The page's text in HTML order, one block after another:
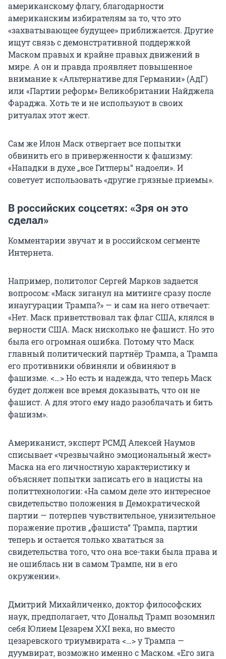
американскому флагу, благодарности
американским избирателям за то, что это
«захватывающее будущее» приближается. Другие
ищут связь с демонстративной поддержкой
Маском правых и крайне правых движений в
мире. А он и правда проявляет повышенное
внимание к «Альтернативе для Германии» (АдГ)
или «Партии реформ» Великобритании Найджела
Фараджа. Хоть те и не используют в своих
ритуалах этот жест.
Сам же Илон Маск отвергает все попытки
обвинить его в приверженности к фашизму:
«Нападки в духе „все Гитлеры“ надоели». И
советует использовать «другие грязные приемы».
В российских соцсетях: «Зря он это
сделал»
Комментарии звучат и в российском сегменте
Интернета.
Например, политолог Сергей Марков задается
вопросом: «Маск зиганул на митинге сразу после
инаугурации Трампа?» — и сам на него отвечает:
«Нет. Маск приветствовал так флаг США, клялся в
верности США. Маск нисколько не фашист. Но это
была его огромная ошибка. Потому что Маск
главный политический партнёр Трампа, а Трампа
его противники обвиняли и обвиняют в
фашизме. <…> Но есть и надежда, что теперь Маск
будет должен все время доказывать, что он не
фашист. А для этого ему надо разоблачать и бить
фашизм».
Американист, эксперт РСМД Алексей Наумов
списывает «чрезвычайно эмоциональный жест»
Маска на его личностную характеристику и
объясняет попытки записать его в нацисты на
политтехнологии: «На самом деле это интересное
свидетельство положения в Демократической
партии — потерпев чувствительное, унизительное
поражение против „фашиста“ Трампа, партии
теперь и остается только хвататься за
свидетельства того, что она все-таки была права и
не ошиблась ни в самом Трампе, ни в его
окружении».
Дмитрий Михайличенко, доктор философских
наук, предполагает, что Дональд Трамп возомнил
себя Юлием Цезарем ХХI века, но вместо
цезаревского триумвирата <…> у Трампа —
дуумвират, возможно именно с Маском. «Его зига